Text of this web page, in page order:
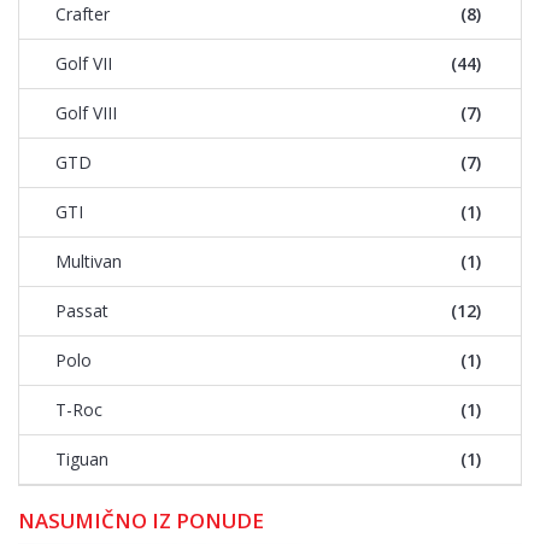
Crafter (8)
Golf VII (44)
Golf VIII (7)
GTD (7)
GTI (1)
Multivan (1)
Passat (12)
Polo (1)
T-Roc (1)
Tiguan (1)
NASUMIČNO IZ PONUDE